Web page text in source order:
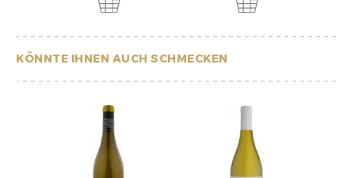
KÖNNTE IHNEN AUCH SCHMECKEN